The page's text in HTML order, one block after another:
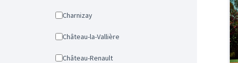
Charnizay
Château-la-Vallière
Château-Renault